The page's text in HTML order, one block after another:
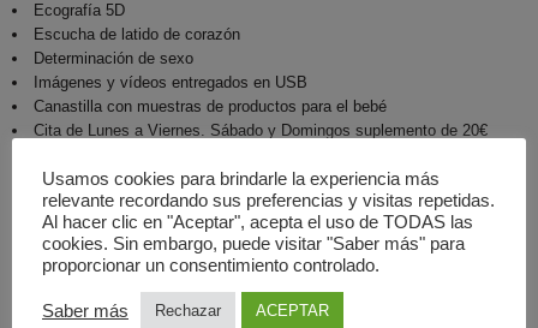
Ecografía 5D
Escucha de latido de corazón
Determinación de sexo
Imágenes y vídeos entregados en USB
Canastilla con muestras de productos para el bebé
Cita de Lunes a Viernes. Sábado y Domingos suplemento de 20€
Valoraciones (0)
Usamos cookies para brindarle la experiencia más
relevante recordando sus preferencias y visitas repetidas.
Al hacer clic en "Aceptar", acepta el uso de TODAS las
cookies. Sin embargo, puede visitar "Saber más" para
proporcionar un consentimiento controlado.
Saber más Rechazar ACEPTAR